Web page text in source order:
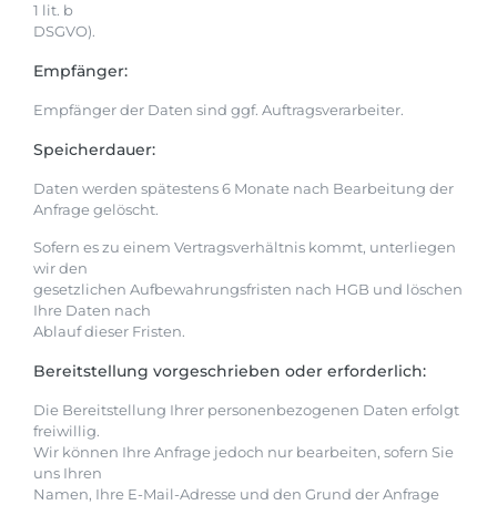
1 lit. b
DSGVO).
Empfänger:
Empfänger der Daten sind ggf. Auftragsverarbeiter.
Speicherdauer:
Daten werden spätestens 6 Monate nach Bearbeitung der
Anfrage gelöscht.
Sofern es zu einem Vertragsverhältnis kommt, unterliegen
wir den
gesetzlichen Aufbewahrungsfristen nach HGB und löschen
Ihre Daten nach
Ablauf dieser Fristen.
Bereitstellung vorgeschrieben oder erforderlich:
Die Bereitstellung Ihrer personenbezogenen Daten erfolgt
freiwillig.
Wir können Ihre Anfrage jedoch nur bearbeiten, sofern Sie
uns Ihren
Namen, Ihre E-Mail-Adresse und den Grund der Anfrage